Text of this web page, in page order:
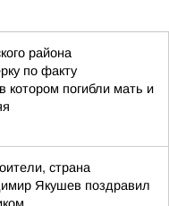
района
по факту
котором погибли мать и
страна
Якушев поздравил